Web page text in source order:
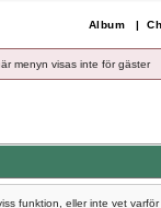
Album |
menyn visas inte för gäster
funktion, eller inte vet